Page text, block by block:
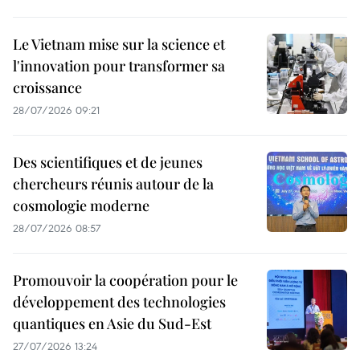
Le Vietnam mise sur la science et
l'innovation pour transformer sa
croissance
28/07/2026 09:21
Des scientifiques et de jeunes
chercheurs réunis autour de la
cosmologie moderne
28/07/2026 08:57
Promouvoir la coopération pour le
développement des technologies
quantiques en Asie du Sud-Est
27/07/2026 13:24